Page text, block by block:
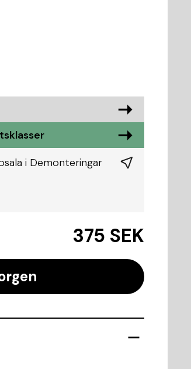
i Demonteringar
375 SEK